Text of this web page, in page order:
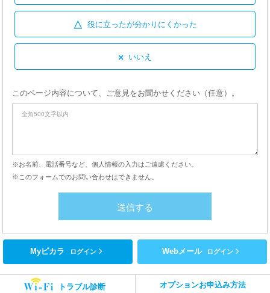
△ 役に立ったが分かりにくかった
× いいえ
このページ内容について、ご意見をお聞かせください（任意）。
※お名前、電話番号など、個人情報の入力はご遠慮ください。
※このフォームでのお問い合わせはできません。
Myピカラ ログイン Webメール ログイン
トラブル診断 オプションお申込み方法